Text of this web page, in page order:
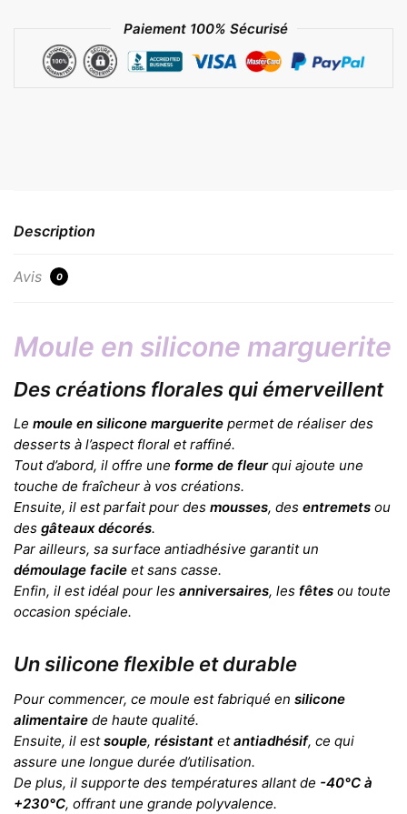
Paiement 100% Sécurisé
Description
Avis 0
Moule en silicone marguerite
Des créations florales qui émerveillent
Le moule en silicone marguerite permet de réaliser des
desserts à l’aspect floral et raffiné.
Tout d’abord, il offre une forme de fleurqui ajoute une
touche de fraîcheur à vos créations.
Ensuite, il est parfait pour des mousses, des entremets ou
des gâteaux décorés.
Par ailleurs, sa surface antiadhésive garantit un
démoulage facile et sans casse.
Enfin, il est idéal pour les anniversaires, les fêtes ou toute
occasion spéciale.
Un silicone flexible et durable
Pour commencer, ce moule est fabriqué en silicone
alimentaire de haute qualité.
Ensuite, il estsouple, résistant etantiadhésif, ce qui
assure une longue durée d’utilisation.
De plus, il supporte des températures allant de -40°C à
+230°C, offrant une grande polyvalence.